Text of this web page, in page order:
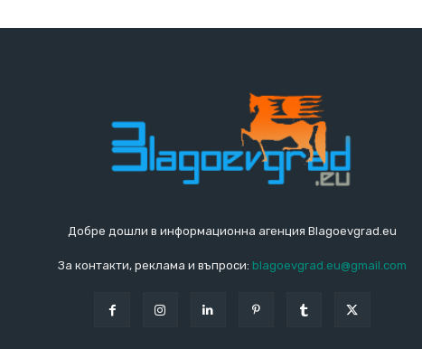
Добре дошли в информационна агенция Blagoevgrad.eu
За контакти, реклама и въпроси: blagoevgrad.eu@gmail.com